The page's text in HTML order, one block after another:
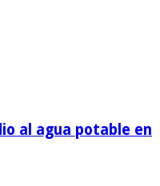
al agua potable en